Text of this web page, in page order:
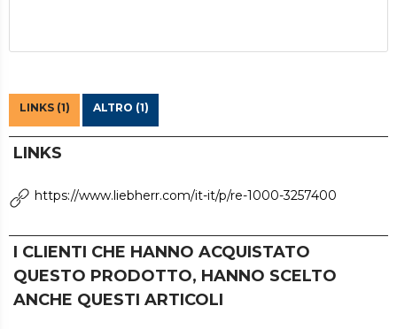
LINKS
https://www.liebherr.com/it-it/p/re-1000-3257400
I CLIENTI CHE HANNO ACQUISTATO
QUESTO PRODOTTO, HANNO SCELTO
ANCHE QUESTI ARTICOLI